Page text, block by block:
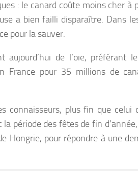
: le canard coûte moins cher à
a bien failli disparaître. Dans
pour la sauver.
aujourd’hui de l’oie, préférant
France pour 35 millions de
connaisseurs, plus fin que celui
la période des fêtes de fin
Hongrie, pour répondre à une